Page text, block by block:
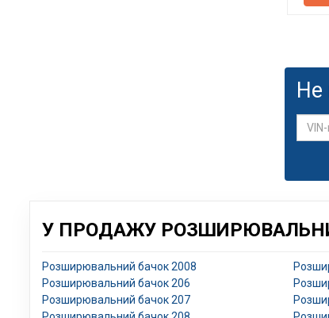
Не
У ПРОДАЖУ
Розширювальний бачок 2008
Розширювальний бачок 206
Розширювальний бачок 207